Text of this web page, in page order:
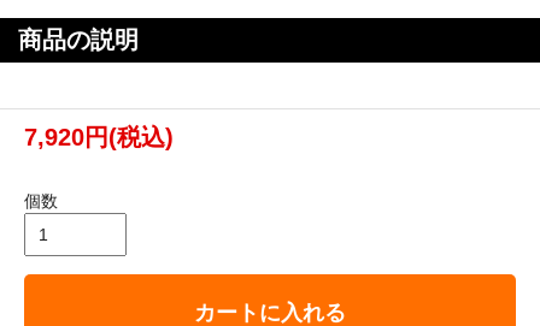
商品の説明
7,920円(税込)
個数
カートに入れる